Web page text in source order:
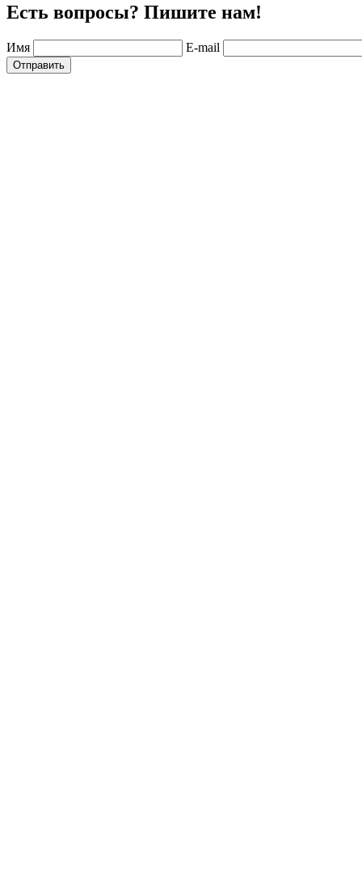
Есть вопросы? Пишите нам!
Имя E-mail